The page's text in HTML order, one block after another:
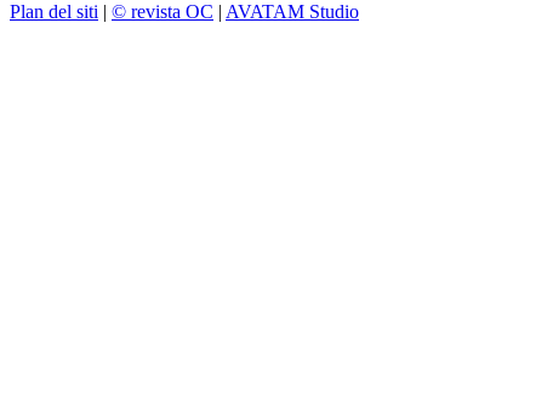
Plan del siti | © revista OC | AVATAM Studio